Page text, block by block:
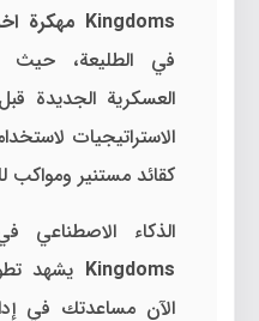
Kingdoms مهكرة اخر اصدار
في الطليعة، حيث
العسكرية الجديدة
الاستراتيجيات
كقائد مستنير ومواكب
الذكاء الاصطناعي
Kingdoms يشهد
الآن مساعدتك في